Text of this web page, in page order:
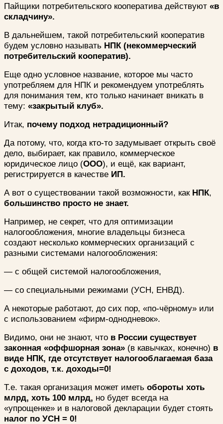
Пайщики потребительского кооператива действуют «в
складчину».
В дальнейшем, такой потребительский кооператив
будем условно называть НПК (некоммерческий
потребительский кооператив).
Еще одно условное название, которое мы часто
употребляем для НПК и рекомендуем употреблять
для понимания тем, кто только начинает вникать в
тему: «закрытый клуб».
Итак, почему подход нетрадиционный?
Да потому, что, когда кто-то задумывает открыть своё
дело, выбирает, как правило, коммерческое
юридическое лицо (ООО), и ещё, как вариант,
регистрируется в качестве ИП.
А вот о существовании такой возможности, как НПК,
большинство просто не знает.
Например, не секрет, что для оптимизации
налогообложения, многие владельцы бизнеса
создают несколько коммерческих организаций с
разными системами налогообложения:
— с общей системой налогообложения,
— со специальными режимами (УСН, ЕНВД).
А некоторые работают, до сих пор, «по-чёрному» или
с использованием «фирм-однодневок».
Видимо, они не знают, что в России существует
законная «оффшорная зона» (в кавычках, конечно) в
виде НПК, где отсутствует налогооблагаемая база
с доходов, т.к. доходы=0!
Т.е. такая организация может иметь обороты хоть
млрд, хоть 100 млрд, но будет всегда на
«упрощенке» и в налоговой декларации будет стоять
налог по УСН = 0!